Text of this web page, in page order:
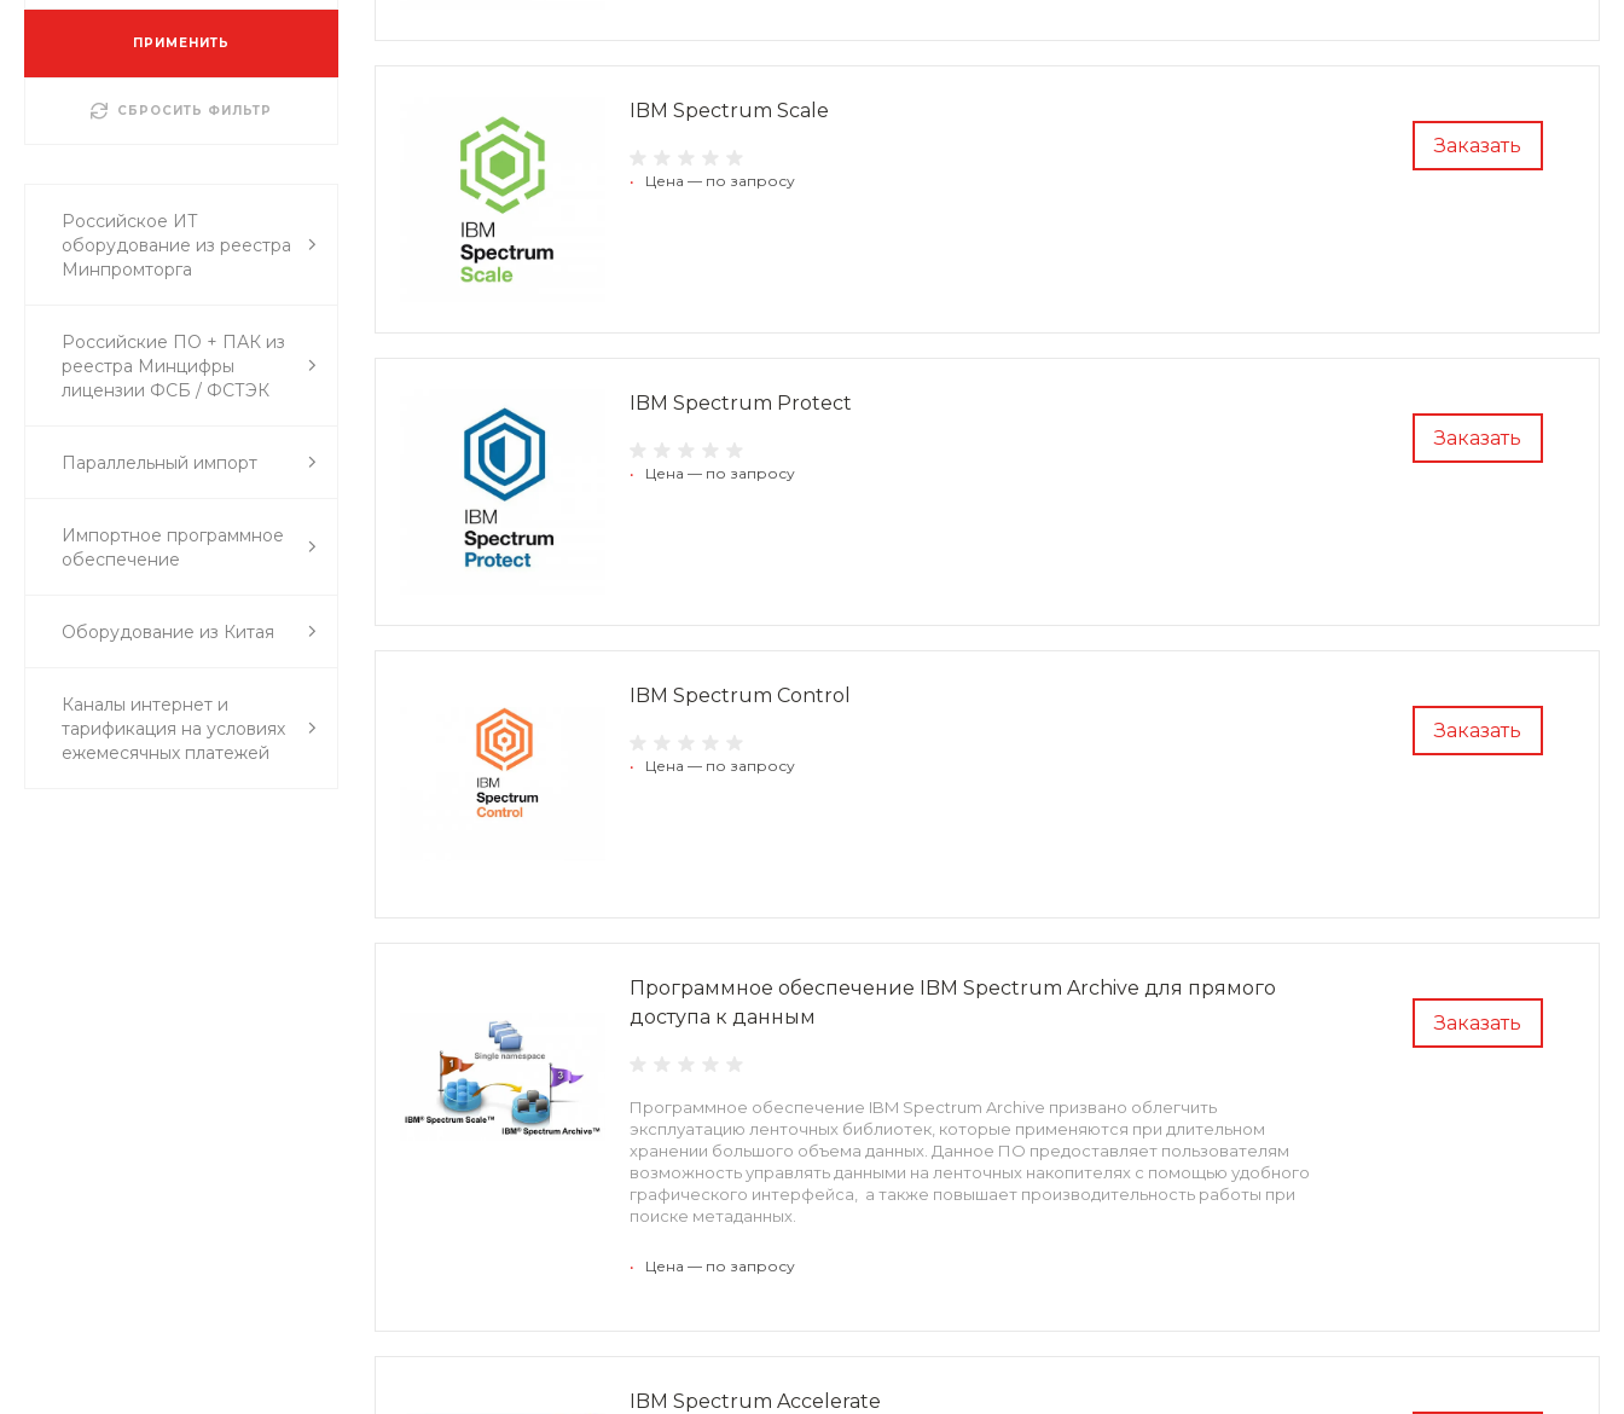
ПРИМЕНИТЬ
СБРОСИТЬ ФИЛЬТР
Российское ИТ
оборудование из реестра
Минпромторга
Российские ПО + ПАК из
реестра Минцифры
лицензии ФСБ / ФСТЭК
Параллельный импорт
Импортное программное
обеспечение
Оборудование из Китая
Каналы интернет и
тарификация на условиях
ежемесячных платежей
Заказать
IBM Spectrum Scale
• Цена — по запросу
Заказать
IBM Spectrum Protect
• Цена — по запросу
Заказать
IBM Spectrum Control
• Цена — по запросу
Заказать
Программное обеспечение IBM Spectrum Archive для прямого
доступа к данным
Программное обеспечение IBM Spectrum Archive призвано облегчить
эксплуатацию ленточных библиотек, которые применяются при длительном
хранении большого объема данных. Данное ПО предоставляет пользователям
возможность управлять данными на ленточных накопителях с помощью удобного
графического интерфейса, а также повышает производительность работы при
поиске метаданных.
• Цена — по запросу
IBM Spectrum Accelerate